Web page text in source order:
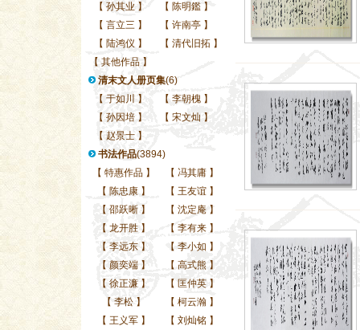
【 孙其业 】 【 陈明鑑 】
【 言立三 】 【 许南亭 】
【 陆鸿仪 】 【 清代旧拓 】
【 其他作品 】
清末文人册页集(6)
【 于如川 】 【 李朝槐 】
【 孙因培 】 【 宋文灿 】
【 赵景士 】
书法作品(3894)
【 特惠作品】 【 冯其庸 】
【 陈忠康】 【 王友谊 】
【 邵跃晰】 【 沈定庵 】
【 龙开胜】 【 李有来 】
【 李远东】 【 李小如 】
【 颜奕端】 【 高式熊 】
【 徐正濂】 【 匡仲英 】
【 李松】 【 柯云瀚 】
【 王义军】 【 刘灿铭 】